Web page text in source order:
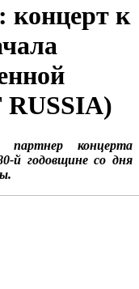
концерт к
партнер концерта
й годовщине со дня